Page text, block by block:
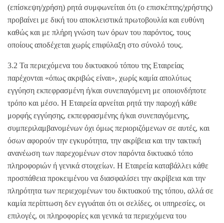
(επίσκεψη/χρήση) ρητά συμφωνείται ότι (ο επισκέπτης/χρήστης)
προβαίνει με δική του αποκλειστικά πρωτοβουλία και ευθύνη
καθώς και με πλήρη γνώση των όρων του παρόντος, τους
οποίους αποδέχεται χωρίς επιφύλαξη στο σύνολό τους.
3.2 Τα περιεχόμενα του δικτυακού τόπου της Εταιρείας
παρέχονται «όπως ακριβώς είναι», χωρίς καμία απολύτως
εγγύηση εκπεφρασμένη ή/και συνεπαγόμενη με οποιονδήποτε
τρόπο και μέσο. Η Εταιρεία αρνείται ρητά την παροχή κάθε
μορφής εγγύησης, εκπεφρασμένης ή/και συνεπαγόμενης,
συμπεριλαμβανομένων όχι όμως περιοριζόμενων σε αυτές, και
όσων αφορούν την εγκυρότητα, την ακρίβεια και την τακτική
ανανέωση των παρεχομένων στον παρόντα δικτυακό τόπο
πληροφοριών ή γενικά στοιχείων. Η Εταιρεία καταβάλλει κάθε
προσπάθεια προκειμένου να διασφαλίσει την ακρίβεια και την
πληρότητα των περιεχομένων του δικτυακού της τόπου, αλλά σε
καμία περίπτωση δεν εγγυάται ότι οι σελίδες, οι υπηρεσίες, οι
επιλογές, οι πληροφορίες και γενικά τα περιεχόμενα του